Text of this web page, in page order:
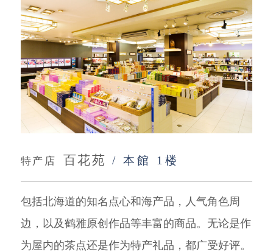
特产店 百花苑 / 本館 1楼
包括北海道的知名点心和海产品，人气角色周
边，以及鹤雅原创作品等丰富的商品。无论是作
为屋内的茶点还是作为特产礼品，都广受好评。